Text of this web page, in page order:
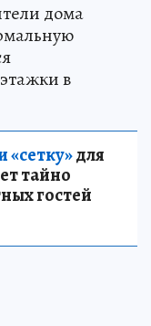
дома
в
для
тайно
гостей